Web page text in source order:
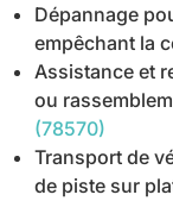
Dépannage
empêchant la
Assistance et
ou
(78570)
Transport de
de piste sur